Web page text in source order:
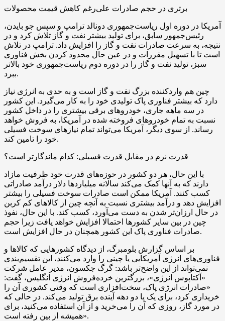
برتری در حجم صادرات علی‌رغم کاهش قیمت محصولات
آمریکا در دوره اول ریاست‌جمهوری دونالد ترامپ و سپس جو بایدن،
رئیس‌جمهور سابق، برای تولید بیشتر نفت و گاز تلاش کرد و در
نتیجه، به سرعت صادرات نفت و گاز را افزایش داد. ترامپ در تلاش
است تا با تسهیل مقررات و در عین حال محدود کردن بخش فناوری
سبز، تولید نفت و گاز را در دوره دوم ریاست‌جمهوری خود بالاتر
ببرد.
چین هم واردکننده بزرگ نفت و گاز است و به حدی به انرژی نیاز
دارد که بیشتر فناوری پاک تولیدی خود را به کار می‌گیرد. این کشور
در سه ماهه جاری، خودروهای برقی بیشتری را در داخل کشور
نسبت به تمام خودروهای فروخته شده در آمریکا، به فروش خواهد
رساند. از سوی دیگر، آمریکا می‌تواند تمام نیازهای سوخت فسیلی
خود را تامین کند.
قدرت نرم در مقابل قدرت فسیلی: کدام ماندگارتر است؟
با این حال، هر دو کشور در حوزه‌های قدرت خود ظرفیت مازاد
دارند که به آنها کمک می‌کند سالانه میلیاردها دلار درآمد صادراتی
کسب کنند. آمریکا ممکن است صادرات سوخت فسیلی را بیشتر
افزایش دهد و درآمد بیشتری نسبت به آنچه چین از کالاهای کم کربن
در حال ارزان‌تر شدن به دست می‌آورد، کسب کند. با این حال، نفوذ
چین در بین سایر کشورها احتمالا افزایش خواهد یافت زیرا حجم
صادرات فناوری پاک این کشور همچنان در حال افزایش است.
بر اساس گزارش بلومبرگ، از دیدگاه کشورهایی که کالاها و
فناوری‌های انرژی آمریکایی یا چینی را وارد می‌کنند، این تقسیم‌بندی
نمی‌تواند از این واضح‌تر باشد: گرگ جکسون، مدیر عامل شرکت
«آکتاپوس انرژی»، بزرگترین خرده‌فروش انرژی انگلیس، گفت:
«صادرات انرژی پاک، سخت‌افزاری است که وقتی کشوری آن را
خریداری کرد، برای یک یا دو دهه آینده برق تولید می‌کند. در حالی که
در مورد گاز، روزی که آن را می‌خرید و از آن استفاده می‌کنید، برای
همیشه از بین رفته است».